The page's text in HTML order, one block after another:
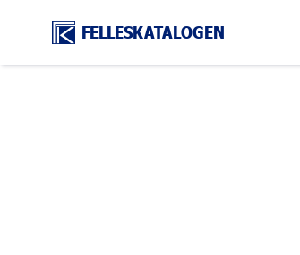
FELLESKATALOGEN